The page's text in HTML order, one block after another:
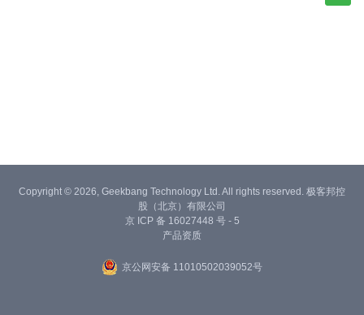
Copyright © 2026, Geekbang Technology Ltd. All rights reserved. 极客邦控
股（北京）有限公司
京 ICP 备 16027448 号 - 5
产品资质
京公网安备 11010502039052号